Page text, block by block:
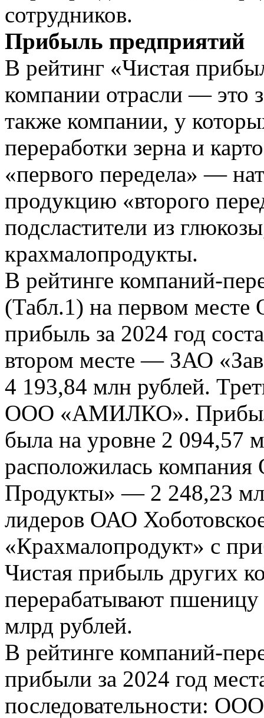
сотрудников.
Прибыль предприятий
В рейтинг «Чистая
компании отрасли — это
также компании, у
переработки зерна и
«первого передела» —
продукцию «второго
подсластители из
крахмалопродукты.
В рейтинге компаний-
(Табл.1) на первом
прибыль за 2024 год
втором месте — ЗАО
4 193,84 млн рублей.
ООО «АМИЛКО».
была на уровне 2 094,57
расположилась
Продукты» — 2 248,23
лидеров ОАО
«Крахмалопродукт» с
Чистая прибыль других
перерабатывают пшеницу
млрд рублей.
В рейтинге компаний-
прибыли за 2024 год
последовательности: